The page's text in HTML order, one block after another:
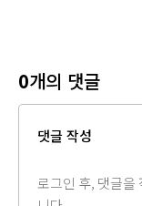
0개의 댓글
댓글 작성